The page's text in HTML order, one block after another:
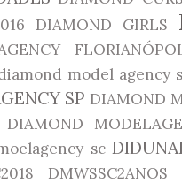
DIAMOND GIRLS
model agency
SP DIAMOND
DIAMOND
sc
DMWSSC2ANOS